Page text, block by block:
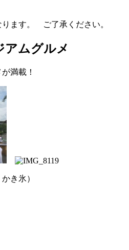
ます。 ご了承ください。
アムグルメ
満載！
き氷）